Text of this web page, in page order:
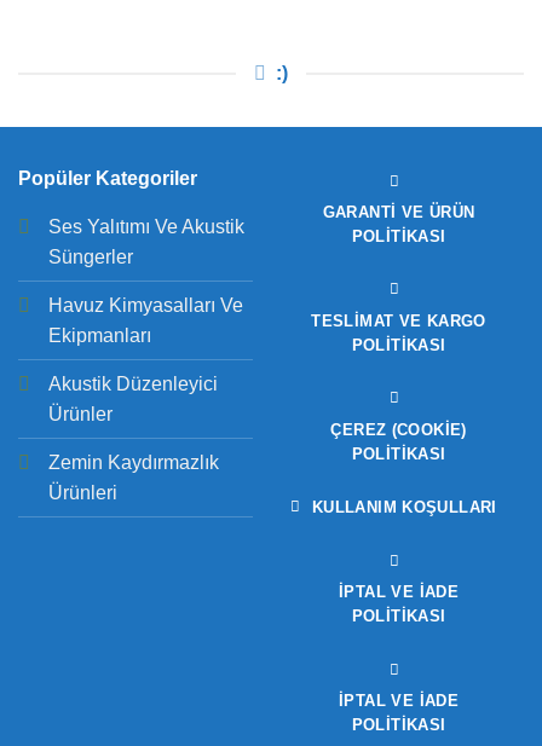
:)
Popüler Kategoriler
Ses Yalıtımı Ve Akustik
Süngerler
Havuz Kimyasalları Ve
Ekipmanları
Akustik Düzenleyici
Ürünler
Zemin Kaydırmazlık
Ürünleri
GARANTI VE ÜRÜN
POLITIKASI
TESLIMAT VE KARGO
POLITIKASI
ÇEREZ (COOKIE)
POLITIKASI
KULLANIM KOŞULLARI
İPTAL VE İADE
POLITIKASI
İPTAL VE İADE
POLITIKASI